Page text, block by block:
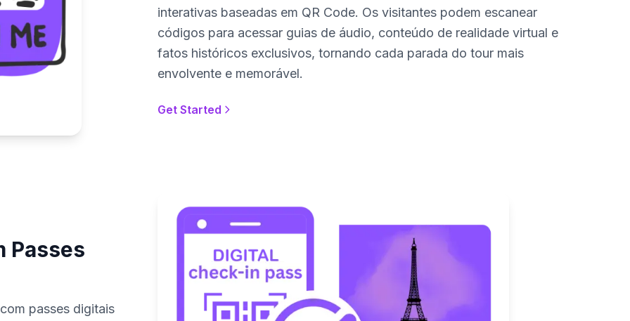
interativas baseadas em QR Code. Os visitantes podem escanear
códigos para acessar guias de áudio, conteúdo de realidade virtual e
fatos históricos exclusivos, tornando cada parada do tour mais
envolvente e memorável.
Get Started
Passes
passes digitais